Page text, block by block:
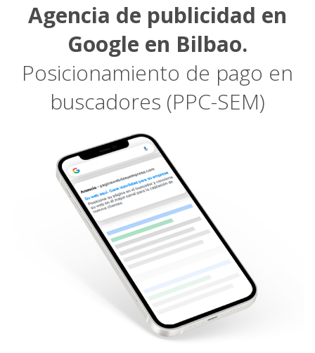
Agencia de publicidad en
Google en Bilbao.
Posicionamiento de pago en
buscadores (PPC-SEM)